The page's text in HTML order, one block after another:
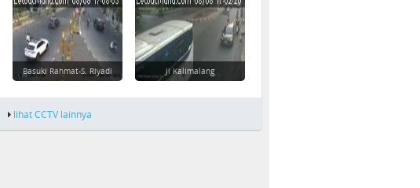
Basuki Rahmat-S. Riyadi Jl Kalimalang
lihat CCTV lainnya